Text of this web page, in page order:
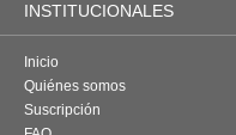
INSTITUCIONALES
Inicio
Quiénes somos
Suscripción